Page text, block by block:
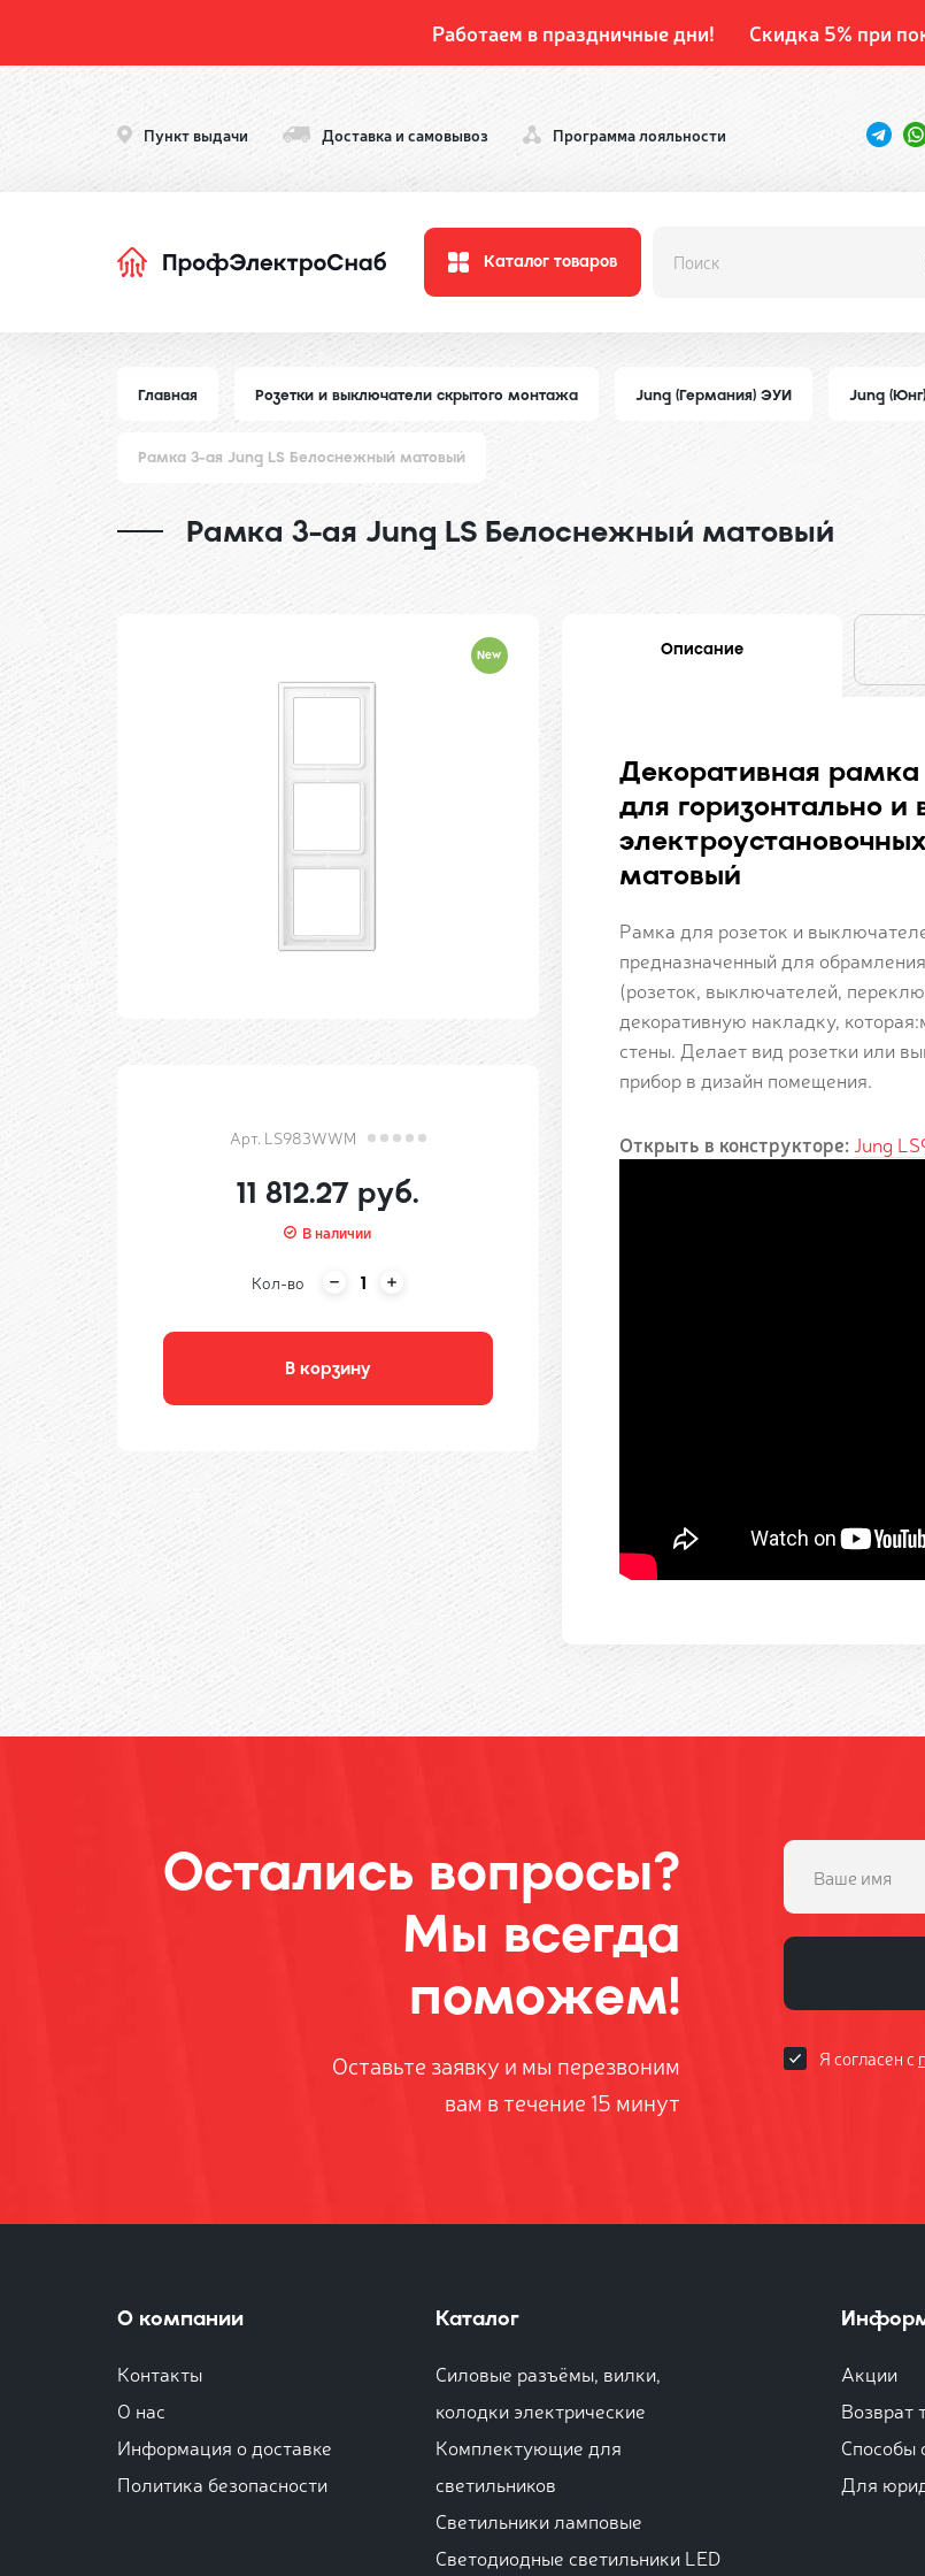
Работаем в праздничные дни! Скидка 5% при
Пункт выдачи Доставка и самовывоз Программа лояльности
Каталог товаров
Главная Розетки и выключатели скрытого монтажа Jung (Германия) ЭУИ Jung
Рамка 3-ая Jung LS Белоснежный матовый
Рамка 3-ая Jung LS Белоснежный матовый
New
Арт. LS983WWM
11 812.27 руб.
В наличии
Кол-во
В корзину
Описание
Декоративная рамка
для горизонтально и
матовый
Рамка для розеток и
предназначенный для
(розеток, выключателей,
декоративную накладку,
стены. Делает вид розетки или
прибор в дизайн помещения.
Открыть в конструкторе: Jung
Остались вопросы?
Мы всегда
поможем!
Оставьте заявку и мы перезвоним
вам в течение 15 минут
Я согласен с
О компании
Контакты
О нас
Информация о доставке
Политика безопасности
Каталог
Силовые разъёмы, вилки,
колодки электрические
Комплектующие для
светильников
Светильники ламповые
Светодиодные светильники LED
Акции
Возврат
Способы
Для